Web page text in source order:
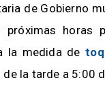
de Gobierno
horas
la medida de
la tarde a 5:00